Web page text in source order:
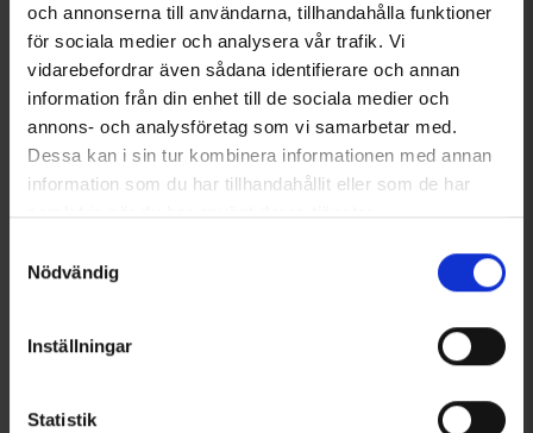
och annonserna till användarna, tillhandahålla funktioner
för sociala medier och analysera vår trafik. Vi
vidarebefordrar även sådana identifierare och annan
information från din enhet till de sociala medier och
annons- och analysföretag som vi samarbetar med.
Dessa kan i sin tur kombinera informationen med annan
information som du har tillhandahållit eller som de har
samlat in när du har använt deras tjänster.
Nödvändig
Inställningar
Statistik
3544
249 kr
Betyg:
Andra köpte även